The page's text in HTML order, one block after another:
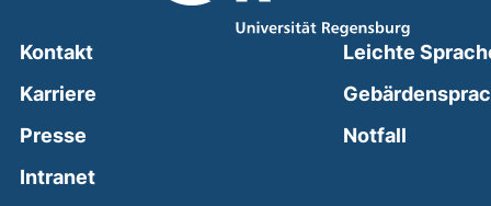
Kontakt
Karriere
Presse
Intranet(external link, opens in a new window)
Leichte
Notfall